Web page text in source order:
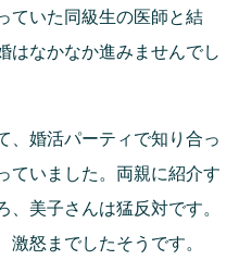
ていた同級生の医師と結
はなかなか進みませんでし
、婚活パーティで知り合っ
ていました。両親に紹介す
、美子さんは猛反対です。
激怒までしたそうです。